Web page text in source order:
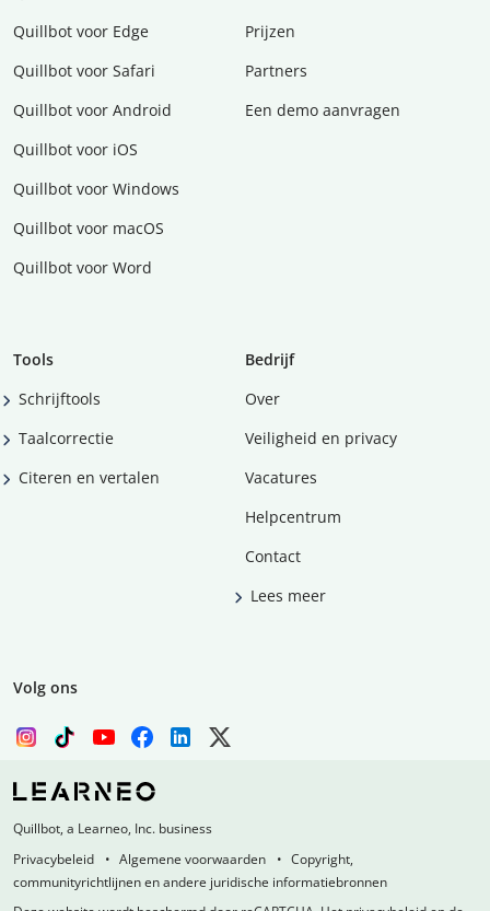
Quillbot voor Edge
Quillbot voor Safari
Quillbot voor Android
Quillbot voor iOS
Quillbot voor Windows
Quillbot voor macOS
Quillbot voor Word
Prijzen
Partners
Een demo aanvragen
Tools
Schrijftools
Taalcorrectie
Citeren en vertalen
Bedrijf
Over
Veiligheid en privacy
Vacatures
Helpcentrum
Contact
Lees meer
Volg ons
Quillbot, a Learneo, Inc. business
Privacybeleid
Algemene voorwaarden
Copyright,
communityrichtlijnen en andere juridische informatiebronnen